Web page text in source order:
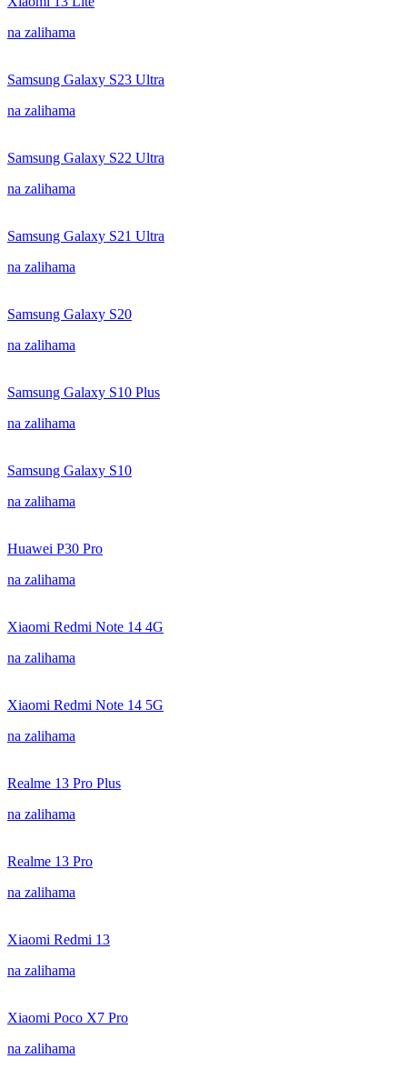
na zalihama
Samsung Galaxy S23 Ultra
na zalihama
Samsung Galaxy S22 Ultra
na zalihama
Samsung Galaxy S21 Ultra
na zalihama
Samsung Galaxy S20
na zalihama
Samsung Galaxy S10 Plus
na zalihama
Samsung Galaxy S10
na zalihama
Huawei P30 Pro
na zalihama
Xiaomi Redmi Note 14 4G
na zalihama
Xiaomi Redmi Note 14 5G
na zalihama
Realme 13 Pro Plus
na zalihama
Realme 13 Pro
na zalihama
Xiaomi Redmi 13
na zalihama
Xiaomi Poco X7 Pro
na zalihama